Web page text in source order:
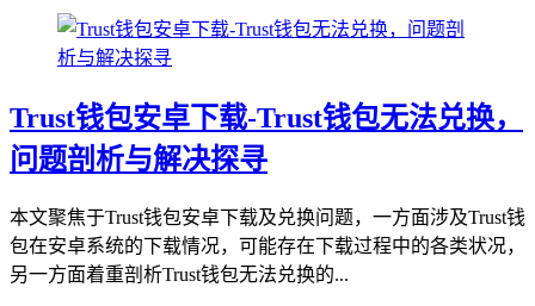
Trust钱包安卓下载-Trust钱包无法兑换，
问题剖析与解决探寻
本文聚焦于Trust钱包安卓下载及兑换问题，一方面涉及Trust钱
包在安卓系统的下载情况，可能存在下载过程中的各类状况，
另一方面着重剖析Trust钱包无法兑换的...